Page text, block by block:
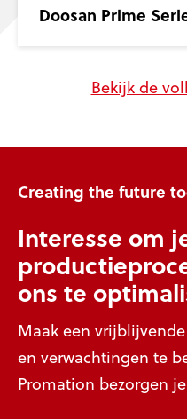
Bekijk de
Doosan Prime
Creating the future
Interesse om
ons te
Maak een
en verwachtingen te
Promation bezorgen